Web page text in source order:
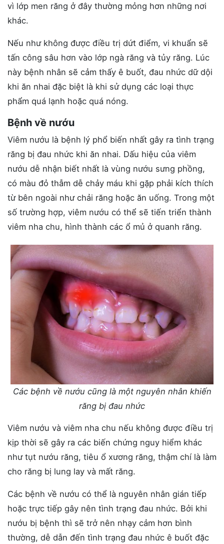
vì lớp men răng ở đây thường mỏng hơn những nơi
khác.
Nếu như không được điều trị dứt điểm, vi khuẩn sẽ
tấn công sâu hơn vào lớp ngà răng và tủy răng. Lúc
này bệnh nhân sẽ cảm thấy ê buốt, đau nhức dữ dội
khi ăn nhai đặc biệt là khi sử dụng các loại thực
phẩm quá lạnh hoặc quá nóng.
Bệnh về nướu
Viêm nướu là bệnh lý phổ biến nhất gây ra tình trạng
răng bị đau nhức khi ăn nhai. Dấu hiệu của viêm
nướu dễ nhận biết nhất là vùng nướu sưng phồng,
có màu đỏ thẫm dễ chảy máu khi gặp phải kích thích
từ bên ngoài như chải răng hoặc ăn uống. Trong một
số trường hợp, viêm nướu có thể sẽ tiến triển thành
viêm nha chu, hình thành các ổ mủ ở quanh răng.
Các bệnh về nướu cũng là một nguyên nhân khiến
răng bị đau nhức
Viêm nướu và viêm nha chu nếu không được điều trị
kịp thời sẽ gây ra các biến chứng nguy hiểm khác
như tụt nướu răng, tiêu ổ xương răng, thậm chí là làm
cho răng bị lung lay và mất răng.
Các bệnh về nướu có thể là nguyên nhân gián tiếp
hoặc trực tiếp gây nên tình trạng đau nhức. Bởi khi
nướu bị bệnh thì sẽ trở nên nhạy cảm hơn bình
thường, dễ dẫn đến tình trạng đau nhức ê buốt đặc